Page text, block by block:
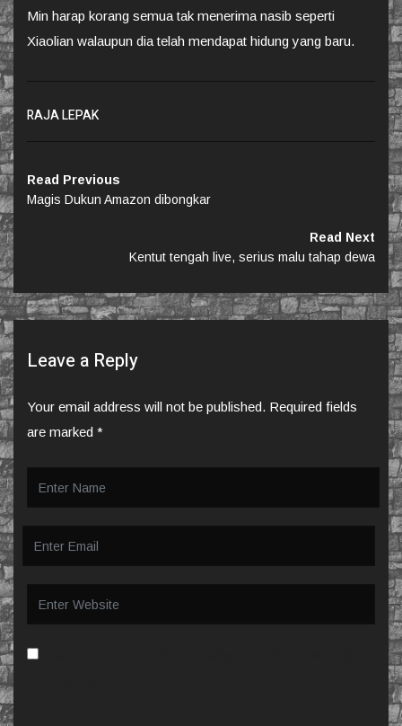
Min harap korang semua tak menerima nasib seperti
Xiaolian walaupun dia telah mendapat hidung yang baru.
RAJA LEPAK
Read Previous
Magis Dukun Amazon dibongkar
Read Next
Kentut tengah live, serius malu tahap dewa
Leave a Reply
Your email address will not be published. Required fields
are marked *